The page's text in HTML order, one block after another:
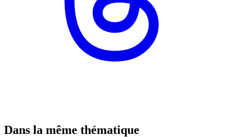
Dans la même thématique